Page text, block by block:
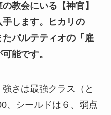
教会にいる【神官】
します。ヒカリの
たパルテティオの「雇
能です。
さは最強クラス（と
、シールドは６、弱点